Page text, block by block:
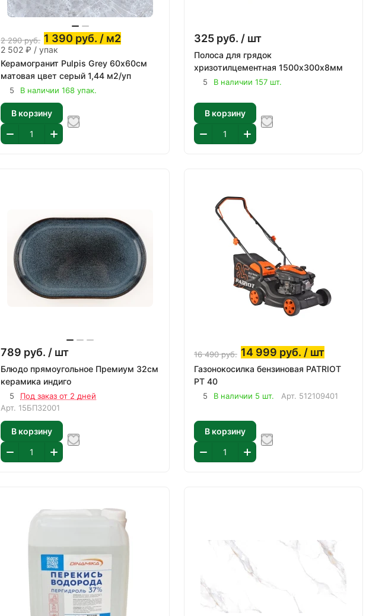
2 290руб. 1 390 руб. / м2
2 502 ₽ / упак
Керамогранит Pulpis Grey 60х60см
матовая цвет серый 1,44 м2/уп
5 В наличии 168 упак.
В корзину
325 руб. / шт
Полоса для грядок
хризотилцементная 1500х300х8мм
5 В наличии 157 шт.
В корзину
789 руб. / шт
Блюдо прямоугольное Премиум 32см
керамика индиго
5
Под заказ от 2 дней
Арт. 15БП32001
В корзину
16 490руб. 14 999 руб. / шт
Газонокосилка бензиновая PATRIOT
PT 40
5 В наличии 5 шт. Арт. 512109401
В корзину